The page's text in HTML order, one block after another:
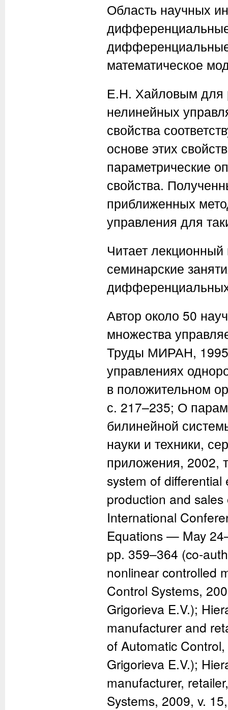
Область научных
математическое
Е.Н. Хайловым для
нелинейных
свойства
основе этих
параметрические
свойства.
приближенных
управления для
Читает
семинарские
Автор около 50
множества
Труды МИРАН,
управлениях
в положительном
с. 217–235; О
билинейной
науки и техники,
приложения, 2002,
system of
production and
International
Equations — May
pр. 359–364 (co-
nonlinear controlled
Control Systems,
Grigorieva E.V.);
manufacturer and
of Automatic
Grigorieva E.V.);
manufacturer,
Systems, 2009, v.